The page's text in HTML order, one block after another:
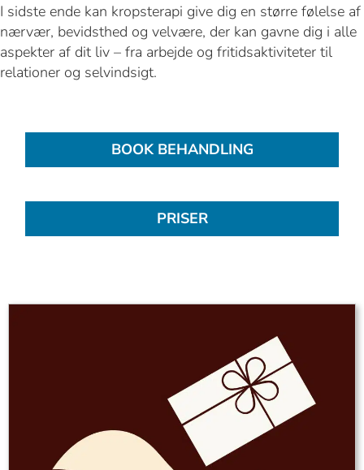
I sidste ende kan kropsterapi give dig en større følelse af
nærvær, bevidsthed og velvære, der kan gavne dig i alle
aspekter af dit liv – fra arbejde og fritidsaktiviteter til
relationer og selvindsigt.
BOOK BEHANDLING
PRISER